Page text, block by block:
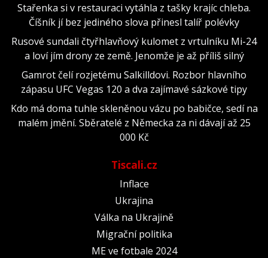
Stařenka si v restauraci vytáhla z tašky krajíc chleba.
Číšník jí bez jediného slova přinesl talíř polévky
Rusové sundali čtyřhlavňový kulomet z vrtulníku Mi-24
a loví jím drony ze země. Jenomže je až příliš silný
Gamrot čelí rozjetému Salkilldovi. Rozbor hlavního
zápasu UFC Vegas 120 a dva zajímavé sázkové tipy
Kdo má doma tuhle skleněnou vázu po babičce, sedí na
malém jmění. Sběratelé z Německa za ni dávají až 25
000 Kč
Tiscali.cz
Inflace
Ukrajina
Válka na Ukrajině
Migrační politika
ME ve fotbale 2024